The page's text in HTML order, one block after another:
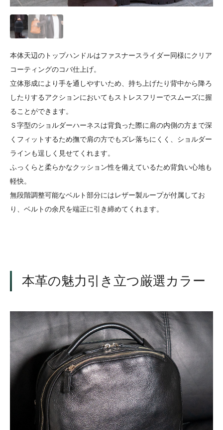
本体天辺のトップハンドルはファスナースライダー同様にクリア
コーティングのコバ仕上げ。
立体形成により手を通しやすいため、持ち上げたり背中から降ろ
したりするアクションにおいてもストレスフリーでスムーズに握
ることができます。
Ｓ字型のショルダーハーネスは背負った際に肩の内側の方まで深
くフィットするため撫で肩の方でもズレ落ちにくく、ショルダー
ラインも逞しく見せてくれます。
ふっくらと柔らかなクッション性を備えているため背負い心地も
軽快。
無段階調整可能なベルト部分にはレザー製ループが付属してお
り、ベルトの余尺を端正に引き締めてくれます。
本革の魅力引き立つ厳選カラー